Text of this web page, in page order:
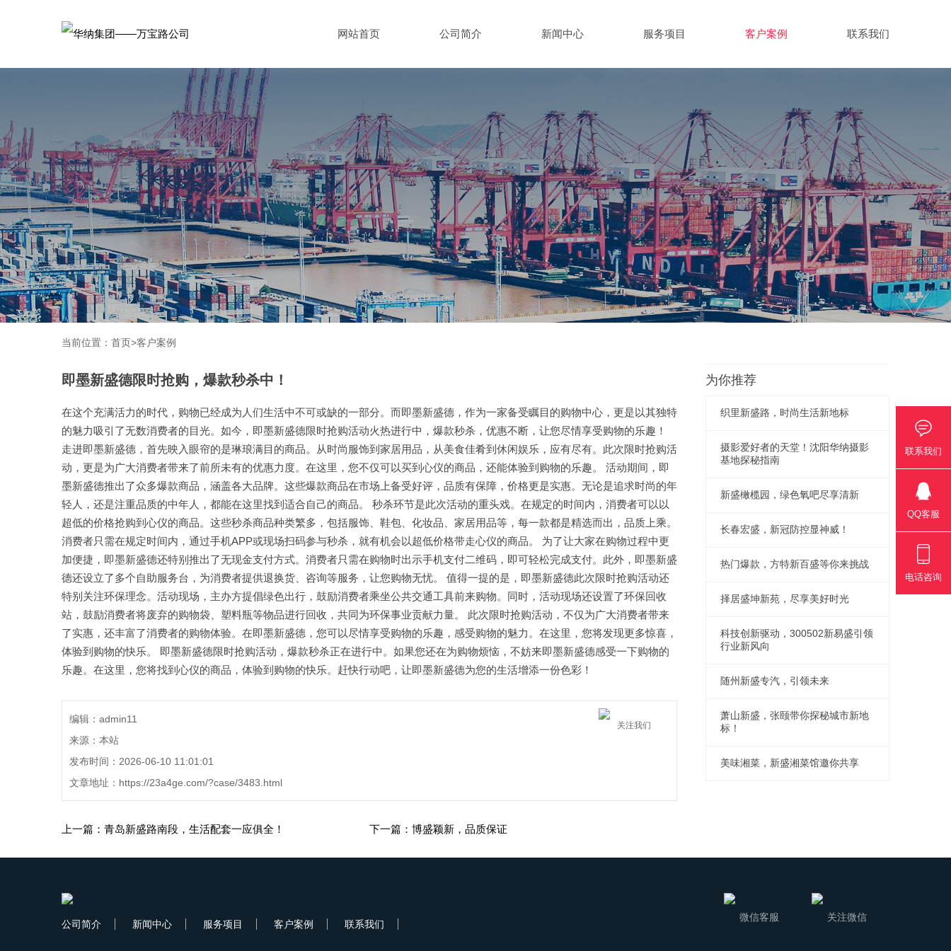
网站首页 公司简介 新闻中心 服务项目 客户案例 联系我们
当前位置： 首页>客户案例
为你推荐
织里新盛路，时尚生活新地标
摄影爱好者的天堂！沈阳华纳摄影
基地探秘指南
新盛橄榄园，绿色氧吧尽享清新
长春宏盛，新冠防控显神威！
热门爆款，方特新百盛等你来挑战
择居盛坤新苑，尽享美好时光
科技创新驱动，300502新易盛引领
行业新风向
随州新盛专汽，引领未来
萧山新盛，张颐带你探秘城市新地
标！
美味湘菜，新盛湘菜馆邀你共享
即墨新盛德限时抢购，爆款秒杀中！
在这个充满活力的时代，购物已经成为人们生活中不可或缺的一部分。而即墨新盛德，作为一家备受瞩目的购物中心，更是以其独特
的魅力吸引了无数消费者的目光。如今，即墨新盛德限时抢购活动火热进行中，爆款秒杀，优惠不断，让您尽情享受购物的乐趣！
走进即墨新盛德，首先映入眼帘的是琳琅满目的商品。从时尚服饰到家居用品，从美食佳肴到休闲娱乐，应有尽有。此次限时抢购活
动，更是为广大消费者带来了前所未有的优惠力度。在这里，您不仅可以买到心仪的商品，还能体验到购物的乐趣。 活动期间，即
墨新盛德推出了众多爆款商品，涵盖各大品牌。这些爆款商品在市场上备受好评，品质有保障，价格更是实惠。无论是追求时尚的年
轻人，还是注重品质的中年人，都能在这里找到适合自己的商品。 秒杀环节是此次活动的重头戏。在规定的时间内，消费者可以以
超低的价格抢购到心仪的商品。这些秒杀商品种类繁多，包括服饰、鞋包、化妆品、家居用品等，每一款都是精选而出，品质上乘。
消费者只需在规定时间内，通过手机APP或现场扫码参与秒杀，就有机会以超低价格带走心仪的商品。 为了让大家在购物过程中更
加便捷，即墨新盛德还特别推出了无现金支付方式。消费者只需在购物时出示手机支付二维码，即可轻松完成支付。此外，即墨新盛
德还设立了多个自助服务台，为消费者提供退换货、咨询等服务，让您购物无忧。 值得一提的是，即墨新盛德此次限时抢购活动还
特别关注环保理念。活动现场，主办方提倡绿色出行，鼓励消费者乘坐公共交通工具前来购物。同时，活动现场还设置了环保回收
站，鼓励消费者将废弃的购物袋、塑料瓶等物品进行回收，共同为环保事业贡献力量。 此次限时抢购活动，不仅为广大消费者带来
了实惠，还丰富了消费者的购物体验。在即墨新盛德，您可以尽情享受购物的乐趣，感受购物的魅力。在这里，您将发现更多惊喜，
体验到购物的快乐。 即墨新盛德限时抢购活动，爆款秒杀正在进行中。如果您还在为购物烦恼，不妨来即墨新盛德感受一下购物的
乐趣。在这里，您将找到心仪的商品，体验到购物的快乐。赶快行动吧，让即墨新盛德为您的生活增添一份色彩！
关注我们
编辑：admin11
来源：本站
发布时间：2026-06-10 11:01:01
文章地址： https://23a4ge.com/?case/3483.html
上一篇：青岛新盛路南段，生活配套一应俱全！ 下一篇：博盛颖新，品质保证
微信客服 关注微信
公司简介 新闻中心 服务项目 客户案例 联系我们
联系我们
QQ客服
电话咨询